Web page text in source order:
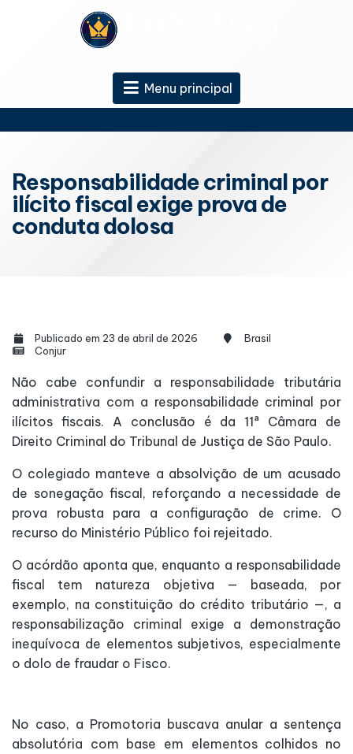
Menu principal
Responsabilidade criminal por
ilícito fiscal exige prova de
conduta dolosa
Publicado em 23 de abril de 2026
Brasil
Conjur
Não cabe confundir a responsabilidade tributária
administrativa com a responsabilidade criminal por
ilícitos fiscais. A conclusão é da 11ª Câmara de
Direito Criminal do Tribunal de Justiça de São Paulo.
O colegiado manteve a absolvição de um acusado
de sonegação fiscal, reforçando a necessidade de
prova robusta para a configuração de crime. O
recurso do Ministério Público foi rejeitado.
O acórdão aponta que, enquanto a responsabilidade
fiscal tem natureza objetiva — baseada, por
exemplo, na constituição do crédito tributário —, a
responsabilização criminal exige a demonstração
inequívoca de elementos subjetivos, especialmente
o dolo de fraudar o Fisco.
No caso, a Promotoria buscava anular a sentença
absolutória com base em elementos colhidos no